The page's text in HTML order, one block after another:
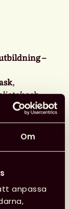
Om
anpassa
–
,
och
, delar
som nu
– i